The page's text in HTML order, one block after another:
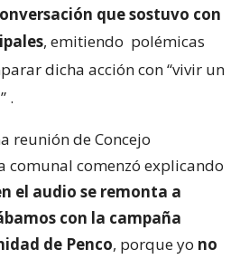
que sostuvo con
, emitiendo polémicas
dicha acción con “vivir un
.
reunión de Concejo
comunal comenzó explicando
el audio se remonta a
con la campaña
de Penco, porque yo no